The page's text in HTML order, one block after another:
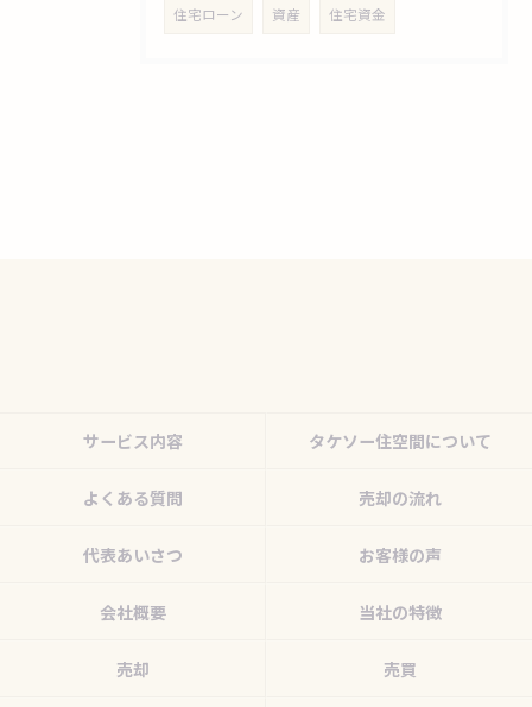
住宅ローン 資産 住宅資金
サービス内容 タケソー住空間について
よくある質問 売却の流れ
代表あいさつ お客様の声
会社概要 当社の特徴
売却 売買